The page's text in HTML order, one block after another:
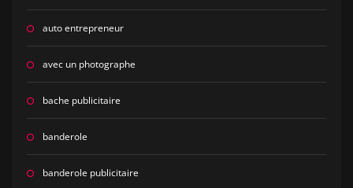
auto entrepreneur
avec un photographe
bache publicitaire
banderole
banderole publicitaire